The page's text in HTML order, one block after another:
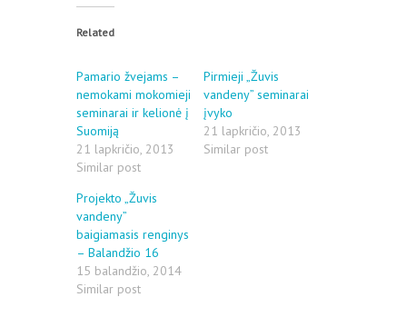
t
s
r
e
o
T
w
i
t
t
(
O
p
e
n
s
i
n
n
r
e
o
n
F
c
e
k
p
e
n
s
Related
Pamario žvejams –
nemokami mokomieji
seminarai ir kelionė į
Suomiją
21 lapkričio, 2013
Similar post
Pirmieji „Žuvis
vandeny” seminarai
įvyko
21 lapkričio, 2013
Similar post
Projekto „Žuvis
vandeny”
baigiamasis renginys
– Balandžio 16
15 balandžio, 2014
Similar post